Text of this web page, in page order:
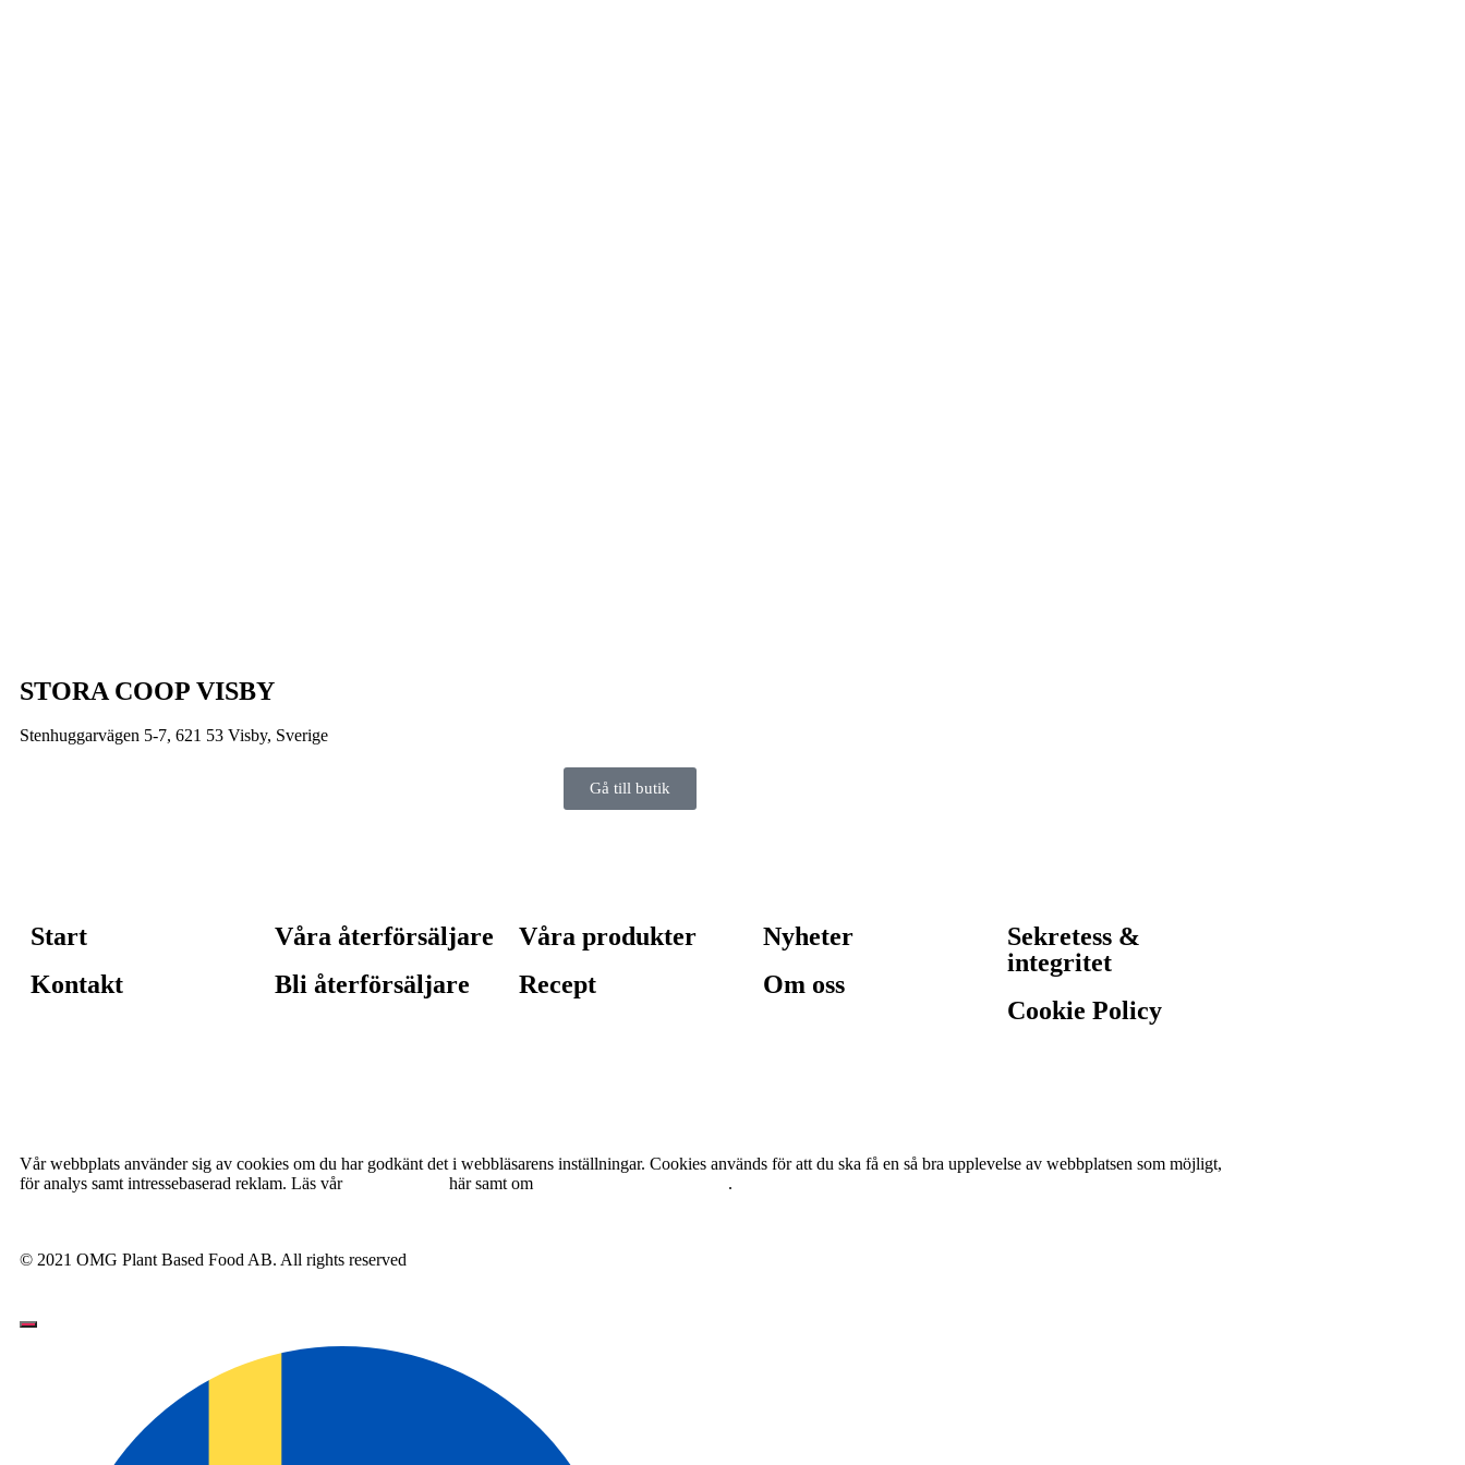
STORA COOP VISBY
Stenhuggarvägen 5-7, 621 53 Visby, Sverige
Gå till butik
Start
Kontakt
Våra återförsäljare
Bli återförsäljare
Våra produkter
Recept
Nyheter
Om oss
Sekretess &
integritet
Cookie Policy
Vår webbplats använder sig av cookies om du har godkänt det i webbläsarens inställningar. Cookies används för att du ska få en så bra upplevelse av webbplatsen som möjligt,
för analys samt intressebaserad reklam. Läs vår
här samt om .
© 2021 OMG Plant Based Food AB. All rights reserved